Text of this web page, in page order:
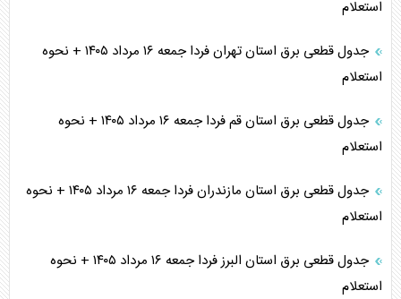
استعلام
جدول قطعی برق استان تهران فردا جمعه ۱۶ مرداد ۱۴۰۵ + نحوه
استعلام
جدول قطعی برق استان قم فردا جمعه ۱۶ مرداد ۱۴۰۵ + نحوه
استعلام
جدول قطعی برق استان مازندران فردا جمعه ۱۶ مرداد ۱۴۰۵ + نحوه
استعلام
جدول قطعی برق استان البرز فردا جمعه ۱۶ مرداد ۱۴۰۵ + نحوه
استعلام